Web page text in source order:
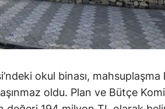
Yalova
Karabük
Osmaniye
okul binası,
oldu. Plan ve Bütçe